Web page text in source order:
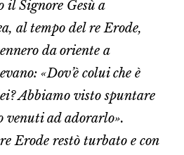
il Signore Gesù a
al tempo del re Erode,
da oriente a
«Dov’è colui che è
Abbiamo visto spuntare
venuti ad adorarlo».
Erode restò turbato e con